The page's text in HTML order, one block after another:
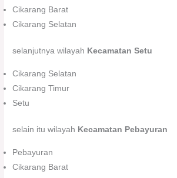
Cikarang Barat
Cikarang Selatan
selanjutnya wilayah Kecamatan Setu
Cikarang Selatan
Cikarang Timur
Setu
selain itu wilayah Kecamatan Pebayuran
Pebayuran
Cikarang Barat